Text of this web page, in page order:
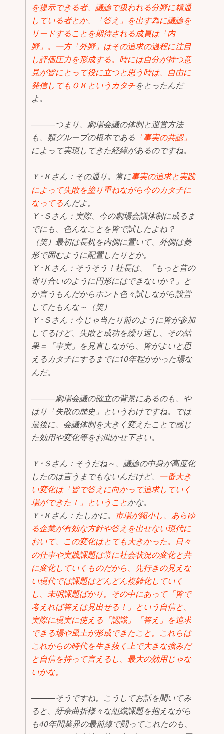
を提示できる者、議論で扱われる分野に精通
している者とか、「答え」を出す為に議論を
リードすることを期待される成員は「内
野」。一方「外野」はその追求の過程に注目
し評価圧力を形成する。時には自分が持つ意
見が皆にとって役に立つと思う時は、自由に
発信してもＯＫというカタチをとったんだ
よ。
―――つまり、劇場会議の体制と運営方法
も、類グループの根本である 「事実の共認」
によって実現してきた経緯があるのですね。
Ｙ･Ｋさん：その通り。常に事実の追求と実践
によって失敗を塗り重ねながら今のカタチに
なってるんだよ。
Ｙ･Ｓさん：実際、今の劇場会議体制に成るま
でにも、色んなことを皆で試したよね？
（笑）最初は長机を内側に置いて、外側は菱
形で囲むように配置したりとか。
Ｙ･Ｋさん：そうそう！社長は、「もっと昔の
寄り合いのように円形にはできないか？」と
か言うもんだからホント色々試しながら設営
してたもんな～（笑）
Ｙ･Ｓさん：今じゃ当たり前のように皆が参加
してるけど、失敗と成功を繰り返し、その結
果＝「事実」を見直しながら、皆がよいと思
えるカタチにするまでに10年程かかった場な
んだ。
―――劇場会議の確立の背景にあるのも、や
はり「失敗の歴史」というわけですね。では
最後に、会議体制を大きく変えたことで感じ
た効用や変化等をお聞かせ下さい。
Ｙ･Ｓさん：そうだね～、議論の中身が高度化
したのは言うまでもないんだけど、 一番大き
い変化は「皆で答えに向かって追求していく
場ができた！」ということかな。
Ｙ･Ｋさん：たしかに。 市場が縮小し、あらゆ
る企業が有効な方針や答えを出せない現代に
おいて、この変化はとても大きかった。日々
の仕事や実践課題は常に社会状況の変化と共
に変化していくものだから、先行きの見えな
い現代では課題はどんどん複雑化していく
し、未明課題ばかり。その中にあって「皆で
考えれば答えは見出せる！」という自信と、
実際に現実に使える「認識」「答え」を追求
できる場や風土が形成できたこと。これらは
これからの時代を生き抜く上で大きな強みだ
と自信を持って言えるし、最大の効用じゃな
いかな。
―――そうですね。こうしてお話を聞いてみ
ると、紆余曲折様々な組織課題を抱えながら
も40年間業界の最前線で闘ってこれたのも、